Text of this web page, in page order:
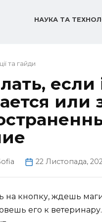
НАУКА ТА
та гайди
или
22 Листопада,
кнопку, ждешь
его к